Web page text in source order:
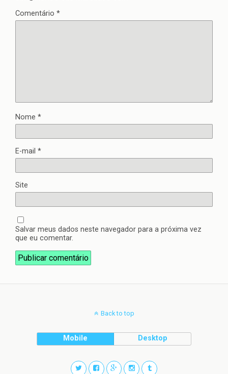
Comentário *
Nome *
E-mail *
Site
Salvar meus dados neste navegador para a próxima vez
que eu comentar.
Back to top
Mobile Desktop